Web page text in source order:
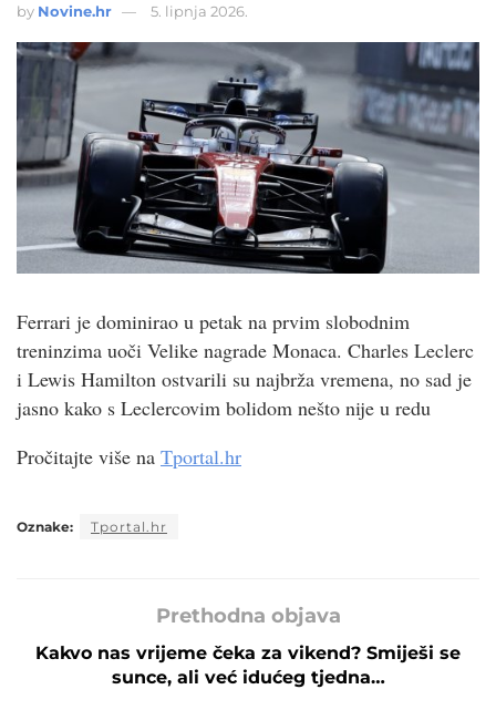
by Novine.hr 5. lipnja 2026.
Ferrari je dominirao u petak na prvim slobodnim
treninzima uoči Velike nagrade Monaca. Charles Leclerc
i Lewis Hamilton ostvarili su najbrža vremena, no sad je
jasno kako s Leclercovim bolidom nešto nije u redu
Pročitajte više na Tportal.hr
Oznake: Tportal.hr
Prethodna objava
Kakvo nas vrijeme čeka za vikend? Smiješi se
sunce, ali već idućeg tjedna…